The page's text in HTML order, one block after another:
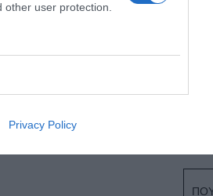
user protection.
Privacy Policy
I